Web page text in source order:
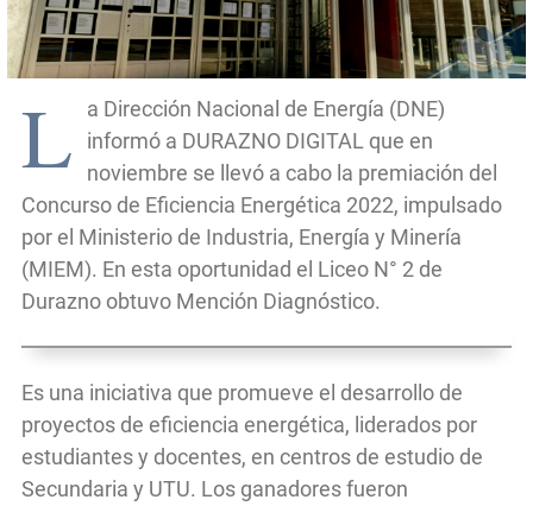
L
a Dirección Nacional de Energía (DNE)
informó a DURAZNO DIGITAL que en
noviembre se llevó a cabo la premiación del
Concurso de Eficiencia Energética 2022, impulsado
por el Ministerio de Industria, Energía y Minería
(MIEM). En esta oportunidad el Liceo N° 2 de
Durazno obtuvo Mención Diagnóstico.
Es una iniciativa que promueve el desarrollo de
proyectos de eficiencia energética, liderados por
estudiantes y docentes, en centros de estudio de
Secundaria y UTU. Los ganadores fueron